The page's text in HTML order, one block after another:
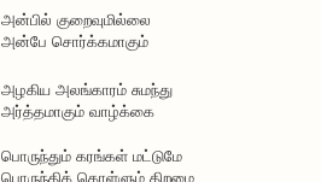
அன்பில் குறைவுமில்லை
அன்பே சொர்க்கமாகும்
அழகிய அலங்காரம் சுமந்து
அர்த்தமாகும் வாழ்க்கை
பொருந்தும் கரங்கள் மட்டுமே
பொருந்திக் கொள்ளும் திறமை